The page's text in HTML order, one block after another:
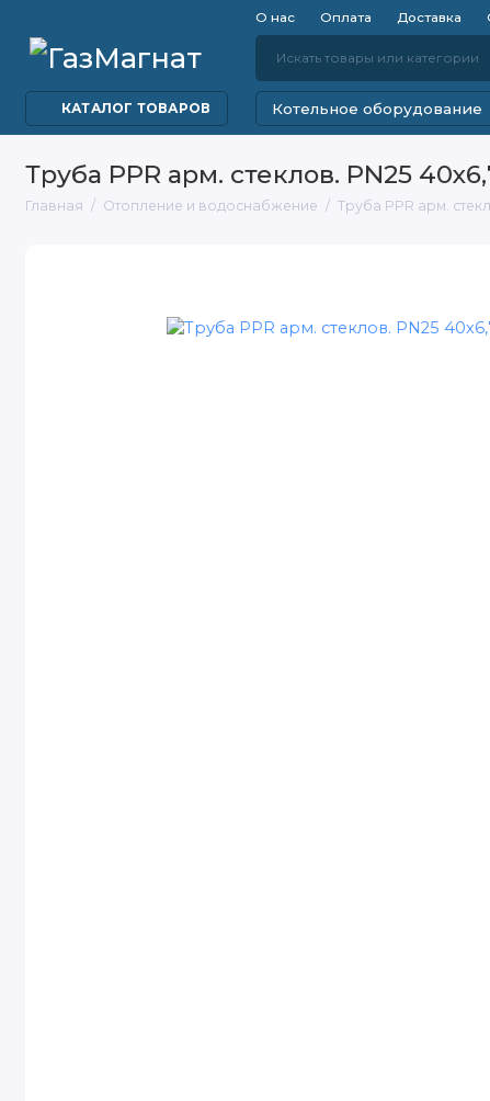
О нас Оплата Доставка
КАТАЛОГ ТОВАРОВ Котельное оборудование
Труба PPR арм. стеклов. PN25
Главная Отопление и водоснабжение Труба PPR арм.